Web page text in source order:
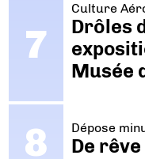
Culture
Drôles
Musée
Dépose
De